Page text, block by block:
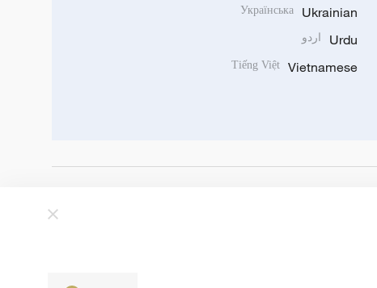
Ukrainian
Українська
Urdu اردو
Vietnamese
Tiếng Việt